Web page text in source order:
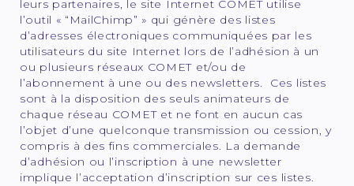
leurs partenaires, le site Internet COMET utilise
l’outil « “MailChimp” » qui génère des listes
d’adresses électroniques communiquées par les
utilisateurs du site Internet lors de l’adhésion à un
ou plusieurs réseaux COMET et/ou de
l’abonnement à une ou des newsletters. Ces listes
sont à la disposition des seuls animateurs de
chaque réseau COMET et ne font en aucun cas
l’objet d’une quelconque transmission ou cession, y
compris à des fins commerciales. La demande
d’adhésion ou l’inscription à une newsletter
implique l’acceptation d’inscription sur ces listes.